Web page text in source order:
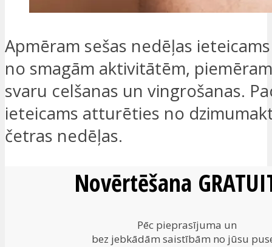
Apmēram sešas nedēļas
no smagām aktivitātēm,
svaru celšanas un vingrošanas.
ieteicams atturēties no
četras nedēļas.
Novērtēšana
Pēc pieprasījuma un
bez jebkādām saistībām no jūsu